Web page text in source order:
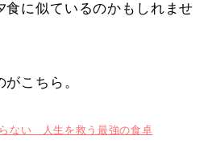
食に似ているのかもしれませ
こちら。
ない 人生を救う最強の食卓